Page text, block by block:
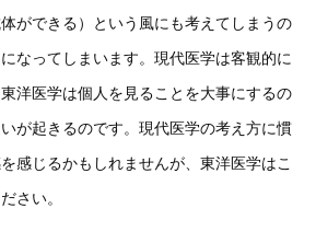
ができる）という風にも考えてしまうの
なってしまいます。現代医学は客観的に
洋医学は個人を見ることを大事にするの
が起きるのです。現代医学の考え方に慣
感じるかもしれませんが、東洋医学はこ
さい。